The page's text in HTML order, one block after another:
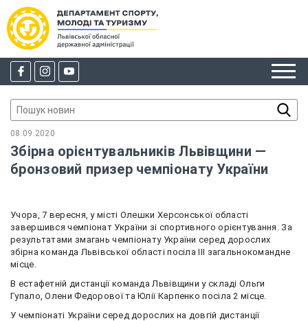
08.09.2020
Збірна орієнтувальників Львівщини —
бронзовий призер чемпіонату України
Учора, 7 вересня, у місті Олешки Херсонської області
завершився чемпіонат України зі спортивного орієнтування. За
результатами змагань чемпіонату України серед дорослих
збірна команда Львівської області посіла ІІІ загальнокомандне
місце.
В естафетній дистанції команда Львівщини у складі Ольги
Гупало, Олени Федорової та Юлії Карпенко посіла 2 місце.
У чемпіонаті України серед дорослих на довгій дистанції